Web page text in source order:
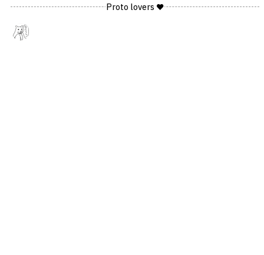
Proto lovers ♥